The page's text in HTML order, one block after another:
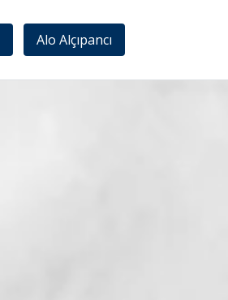
Alo Alçıpancı